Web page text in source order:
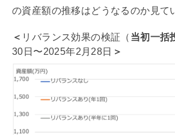
の資産額の推移はどうなるのか見て
＜ リバランス効果の検証（ 当初一括
30日〜2025年2月28日 ＞